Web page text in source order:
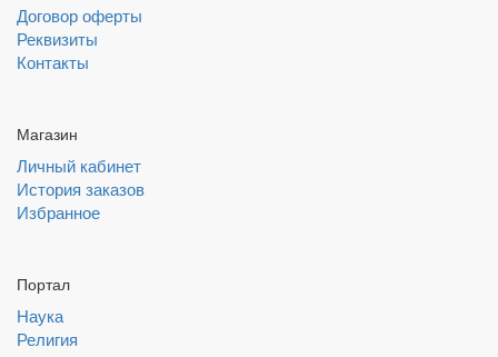
Договор оферты
Реквизиты
Контакты
Магазин
Личный кабинет
История заказов
Избранное
Портал
Наука
Религия